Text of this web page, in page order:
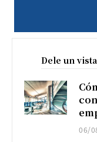
Dele un
06/